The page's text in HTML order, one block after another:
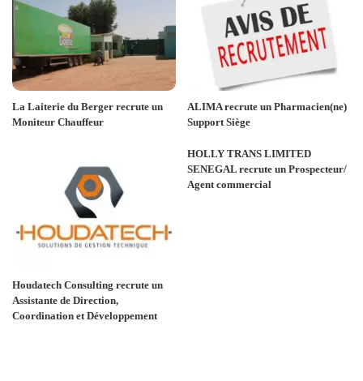
La Laiterie du Berger recrute un
Moniteur Chauffeur
ALIMA recrute un Pharmacien(ne)
Support Siège
Houdatech Consulting recrute un
Assistante de Direction,
Coordination et Développement
HOLLY TRANS LIMITED
SENEGAL recrute un Prospecteur/
Agent commercial